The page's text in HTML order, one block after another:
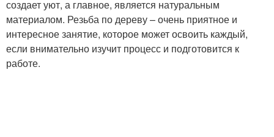
создает уют, а главное, является натуральным
материалом. Резьба по дереву – очень приятное и
интересное занятие, которое может освоить каждый,
если внимательно изучит процесс и подготовится к
работе.